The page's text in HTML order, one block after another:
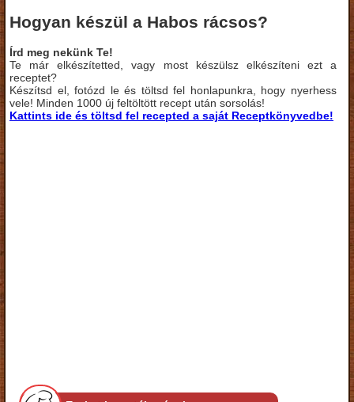
Hogyan készül a Habos rácsos?
Írd meg nekünk Te!
Te már elkészítetted, vagy most készülsz elkészíteni ezt a
receptet?
Készítsd el, fotózd le és töltsd fel honlapunkra, hogy nyerhess
vele! Minden 1000 új feltöltött recept után sorsolás!
Kattints ide és töltsd fel recepted a saját Receptkönyvedbe!